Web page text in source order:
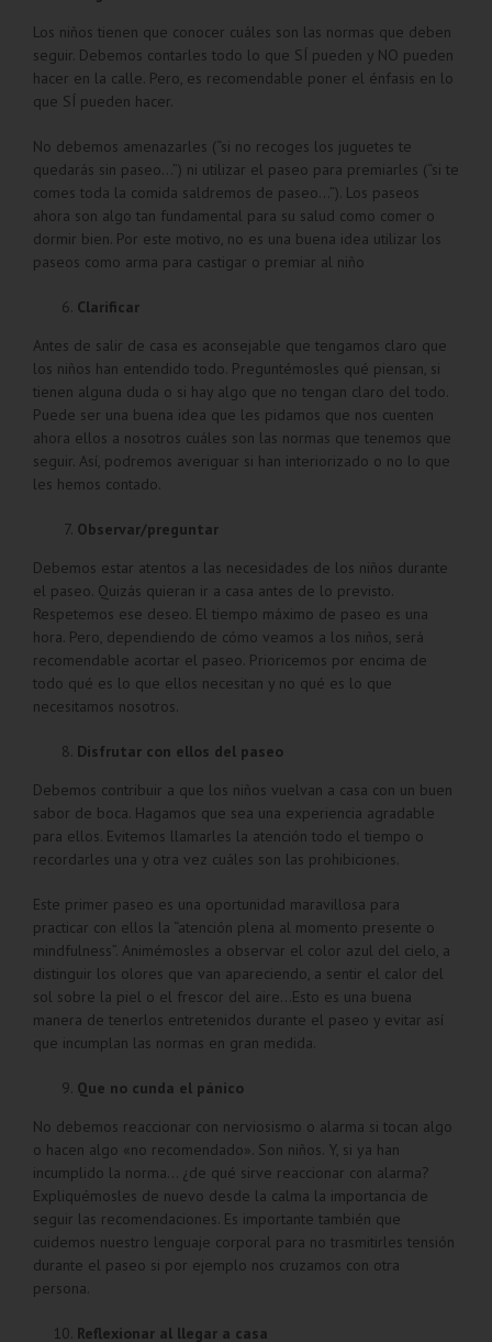
Los niños tienen que conocer cuáles son las normas que deben
seguir. Debemos contarles todo lo que SÍ pueden y NO pueden
hacer en la calle. Pero, es recomendable poner el énfasis en lo
que SÍ pueden hacer.
No debemos amenazarles (“si no recoges los juguetes te
quedarás sin paseo…”) ni utilizar el paseo para premiarles (“si te
comes toda la comida saldremos de paseo…”). Los paseos
ahora son algo tan fundamental para su salud como comer o
dormir bien. Por este motivo, no es una buena idea utilizar los
paseos como arma para castigar o premiar al niño
Clarificar
Antes de salir de casa es aconsejable que tengamos claro que
los niños han entendido todo. Preguntémosles qué piensan, si
tienen alguna duda o si hay algo que no tengan claro del todo.
Puede ser una buena idea que les pidamos que nos cuenten
ahora ellos a nosotros cuáles son las normas que tenemos que
seguir. Así, podremos averiguar si han interiorizado o no lo que
les hemos contado.
Observar/preguntar
Debemos estar atentos a las necesidades de los niños durante
el paseo. Quizás quieran ir a casa antes de lo previsto.
Respetemos ese deseo. El tiempo máximo de paseo es una
hora. Pero, dependiendo de cómo veamos a los niños, será
recomendable acortar el paseo. Prioricemos por encima de
todo qué es lo que ellos necesitan y no qué es lo que
necesitamos nosotros.
Disfrutar con ellos del paseo
Debemos contribuir a que los niños vuelvan a casa con un buen
sabor de boca. Hagamos que sea una experiencia agradable
para ellos. Evitemos llamarles la atención todo el tiempo o
recordarles una y otra vez cuáles son las prohibiciones.
Este primer paseo es una oportunidad maravillosa para
practicar con ellos la “atención plena al momento presente o
mindfulness”. Animémosles a observar el color azul del cielo, a
distinguir los olores que van apareciendo, a sentir el calor del
sol sobre la piel o el frescor del aire…Esto es una buena
manera de tenerlos entretenidos durante el paseo y evitar así
que incumplan las normas en gran medida.
Que no cunda el pánico
No debemos reaccionar con nerviosismo o alarma si tocan algo
o hacen algo «no recomendado». Son niños. Y, si ya han
incumplido la norma… ¿de qué sirve reaccionar con alarma?
Expliquémosles de nuevo desde la calma la importancia de
seguir las recomendaciones. Es importante también que
cuidemos nuestro lenguaje corporal para no trasmitirles tensión
durante el paseo si por ejemplo nos cruzamos con otra
persona.
Reflexionar al llegar a casa